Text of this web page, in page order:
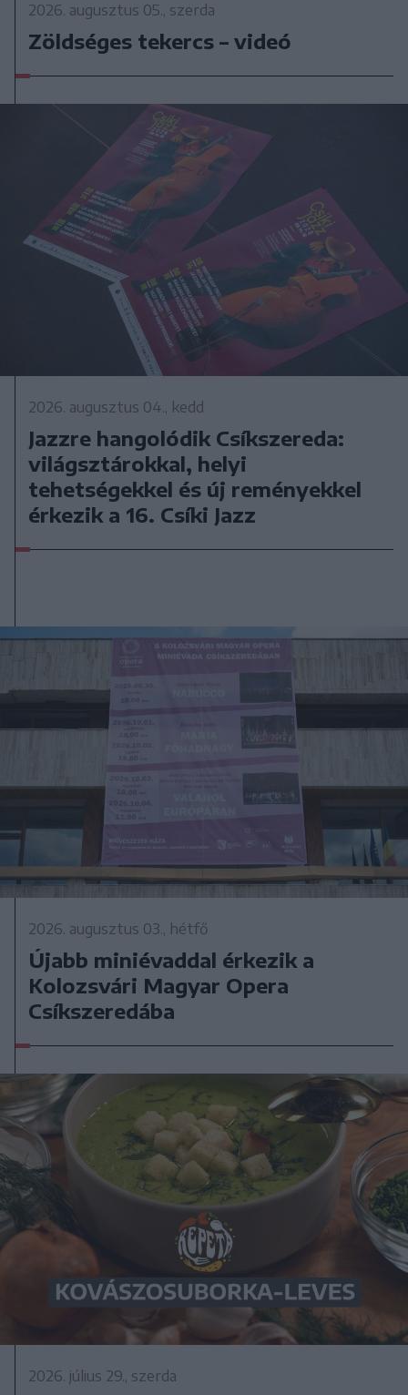
2026. augusztus 05., szerda
Zöldséges tekercs – videó
2026. augusztus 04., kedd
Jazzre hangolódik Csíkszereda:
világsztárokkal, helyi
tehetségekkel és új reményekkel
érkezik a 16. Csíki Jazz
2026. augusztus 03., hétfő
Újabb miniévaddal érkezik a
Kolozsvári Magyar Opera
Csíkszeredába
2026. július 29., szerda